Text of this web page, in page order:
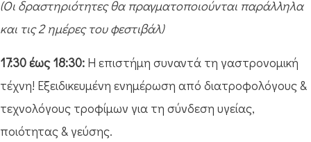
(Οι δραστηριότητες θα πραγματοποιούνται παράλληλα
και τις 2 ημέρες του φεστιβάλ)
17:30 έως 18:30: Η επιστήμη συναντά τη γαστρονομική
τέχνη! Εξειδικευμένη ενημέρωση από διατροφολόγους &
τεχνολόγους τροφίμων για τη σύνδεση υγείας,
ποιότητας & γεύσης.